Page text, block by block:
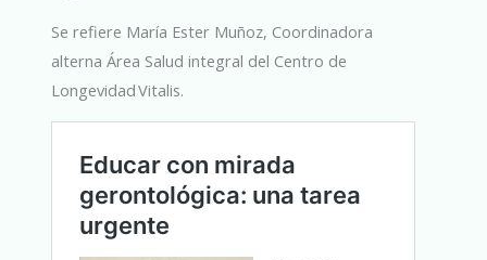
Se refiere María Ester Muñoz, Coordinadora
alterna Área Salud integral del Centro de
Longevidad Vitalis.